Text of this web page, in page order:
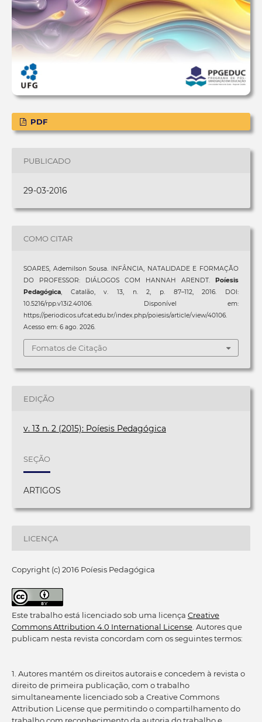
PDF
PUBLICADO
29-03-2016
COMO CITAR
SOARES, Ademilson Sousa. INFÂNCIA, NATALIDADE E FORMAÇÃO
DO PROFESSOR: DIÁLOGOS COM HANNAH ARENDT.Poíesis
Pedagógica, Catalão, v. 13, n. 2, p. 87–112, 2016. DOI:
10.5216/rpp.v13i2.40106. Disponível em:
https://periodicos.ufcat.edu.br/index.php/poiesis/article/view/40106.
Acesso em: 6 ago. 2026.
Fomatos de Citação
EDIÇÃO
v. 13 n. 2 (2015): Poíesis Pedagógica
SEÇÃO
ARTIGOS
LICENÇA
Copyright (c) 2016 Poíesis Pedagógica
Este trabalho está licenciado sob uma licença Creative
Commons Attribution 4.0 International License. Autores que
publicam nesta revista concordam com os seguintes termos:
1. Autores mantém os direitos autorais e concedem à revista o
direito de primeira publicação, com o trabalho
simultaneamente licenciado sob a Creative Commons
Attribution License que permitindo o compartilhamento do